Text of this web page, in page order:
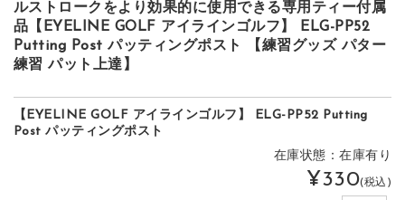
ルストロークをより効果的に使用できる専用ティー付属
品【EYELINE GOLF アイラインゴルフ】 ELG-PP52
Putting Post パッティングポスト 【練習グッズ パター
練習 パット上達】
【EYELINE GOLF アイラインゴルフ】 ELG-PP52 Putting
Post パッティングポスト
在庫状態：在庫有り
¥330(税込)